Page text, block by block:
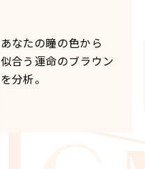
あなたの瞳の色から
似合う運命のブラウン
を分析。